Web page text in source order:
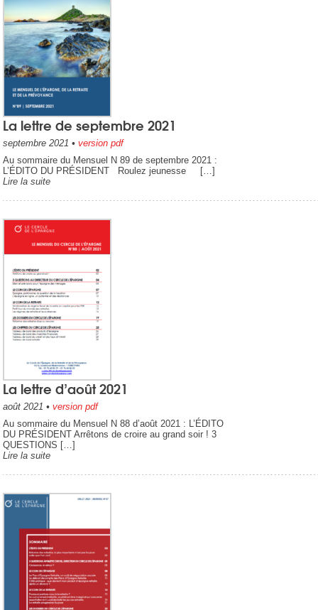
La lettre de septembre 2021
septembre 2021• version pdf
Au sommaire du Mensuel N 89 de septembre 2021 :
L’ÉDITO DU PRÉSIDENT Roulez jeunesse […]
Lire la suite
La lettre d’août 2021
août 2021• version pdf
Au sommaire du Mensuel N 88 d’août 2021 : L’ÉDITO
DU PRÉSIDENT Arrêtons de croire au grand soir ! 3
QUESTIONS […]
Lire la suite